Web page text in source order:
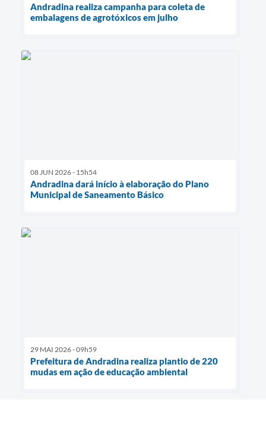
Andradina realiza campanha para coleta de
embalagens de agrotóxicos em julho
08 JUN 2026 - 15h54
Andradina dará início à elaboração do Plano
Municipal de Saneamento Básico
29 MAI 2026 - 09h59
Prefeitura de Andradina realiza plantio de 220
mudas em ação de educação ambiental